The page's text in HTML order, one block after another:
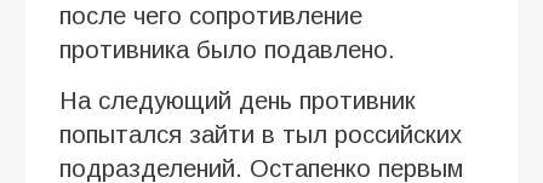
после чего сопротивление
противника было подавлено.
На следующий день противник
попытался зайти в тыл российских
подразделений. Остапенко первым